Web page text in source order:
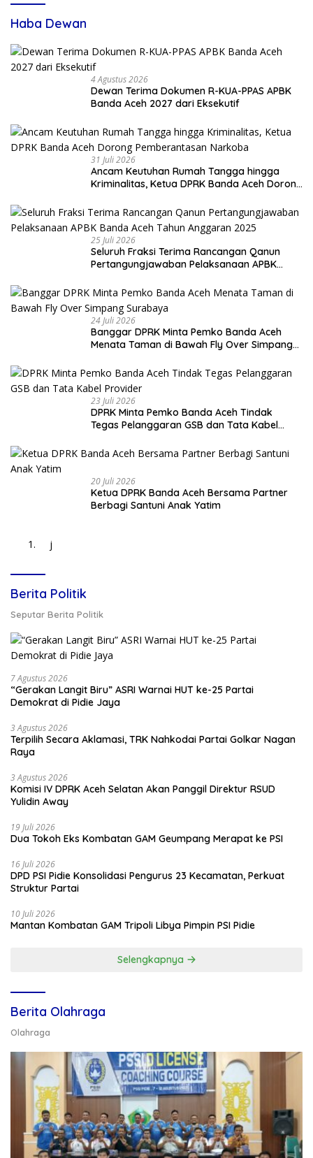
Haba Dewan
4 Agustus 2026
Dewan Terima Dokumen R-KUA-PPAS APBK
Banda Aceh 2027 dari Eksekutif
31 Juli 2026
Ancam Keutuhan Rumah Tangga hingga
Kriminalitas, Ketua DPRK Banda Aceh Dorong
25 Juli 2026
Seluruh Fraksi Terima Rancangan Qanun
Pertangungjawaban Pelaksanaan APBK
24 Juli 2026
Banggar DPRK Minta Pemko Banda Aceh
Menata Taman di Bawah Fly Over Simpang
23 Juli 2026
DPRK Minta Pemko Banda Aceh Tindak
Tegas Pelanggaran GSB dan Tata Kabel
20 Juli 2026
Ketua DPRK Banda Aceh Bersama Partner
Berbagi Santuni Anak Yatim
j
Berita Politik
Seputar Berita Politik
7 Agustus 2026
“Gerakan Langit Biru” ASRI Warnai HUT ke-25 Partai
Demokrat di Pidie Jaya
3 Agustus 2026
Terpilih Secara Aklamasi, TRK Nahkodai Partai Golkar Nagan
Raya
3 Agustus 2026
Komisi IV DPRK Aceh Selatan Akan Panggil Direktur RSUD
Yulidin Away
19 Juli 2026
Dua Tokoh Eks Kombatan GAM Geumpang Merapat ke PSI
16 Juli 2026
DPD PSI Pidie Konsolidasi Pengurus 23 Kecamatan, Perkuat
Struktur Partai
10 Juli 2026
Mantan Kombatan GAM Tripoli Libya Pimpin PSI Pidie
Selengkapnya
Berita Olahraga
Olahraga